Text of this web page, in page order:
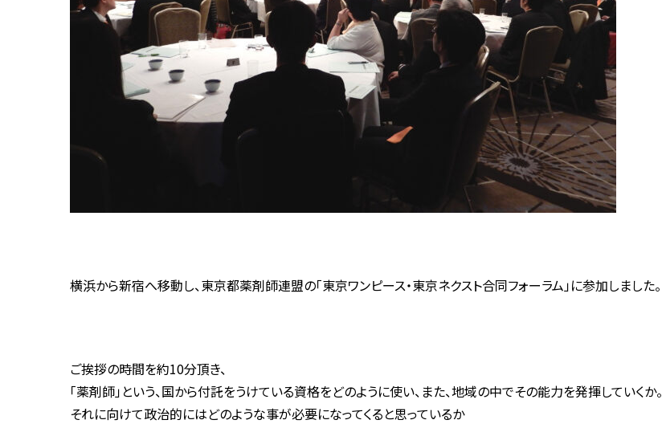
横浜から新宿へ移動し、東京都薬剤師連盟の「東京ワンピース・東京ネクスト合同フォーラム」に参加しました。
ご挨拶の時間を約10分頂き、
「薬剤師」という、国から付託をうけている資格をどのように使い、また、地域の中でその能力を発揮していくか。
それに向けて政治的にはどのような事が必要になってくると思っているか